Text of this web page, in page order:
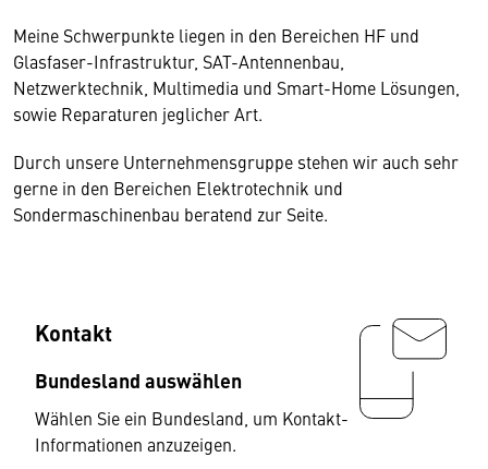
Meine Schwerpunkte liegen in den Bereichen HF und
Glasfaser-Infrastruktur, SAT-Antennenbau,
Netzwerktechnik, Multimedia und Smart-Home Lösungen,
sowie Reparaturen jeglicher Art.
Durch unsere Unternehmensgruppe stehen wir auch sehr
gerne in den Bereichen Elektrotechnik und
Sondermaschinenbau beratend zur Seite.
Kontakt
Bundesland auswählen
Wählen Sie ein Bundesland, um Kontakt-
Informationen anzuzeigen.